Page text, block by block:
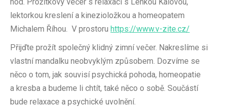
lektorkou kreslení a kinezioložkou a homeopatem
Michalem Říhou. V prostoru https://www.v-zite.cz/
Přijďte prožít společný klidný zimní večer. Nakreslíme si
vlastní mandalku neobvyklým způsobem. Dozvíme se
něco o tom, jak souvisí psychická pohoda, homeopatie
a kresba a budeme li chtít, také něco o sobě. Součástí
bude relaxace a psychické uvolnění.